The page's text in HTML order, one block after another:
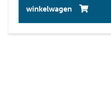
winkelwagen